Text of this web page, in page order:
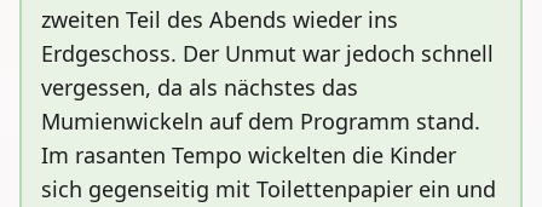
zweiten Teil des Abends wieder ins
Erdgeschoss. Der Unmut war jedoch schnell
vergessen, da als nächstes das
Mumienwickeln auf dem Programm stand.
Im rasanten Tempo wickelten die Kinder
sich gegenseitig mit Toilettenpapier ein und